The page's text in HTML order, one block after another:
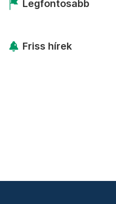
Legfontosabb
Friss hírek